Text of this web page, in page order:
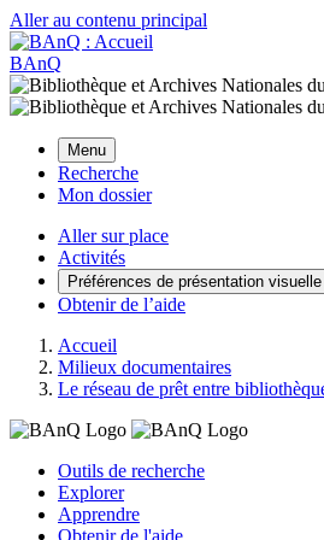
Aller au contenu principal
BAnQ
Menu
Recherche
Mon dossier
Aller sur place
Activités
Préférences de présentation visuelle
Obtenir de l’aide
Accueil
Milieux documentaires
Le réseau de prêt entre
Outils de recherche
Explorer
Apprendre
Obtenir de l'aide